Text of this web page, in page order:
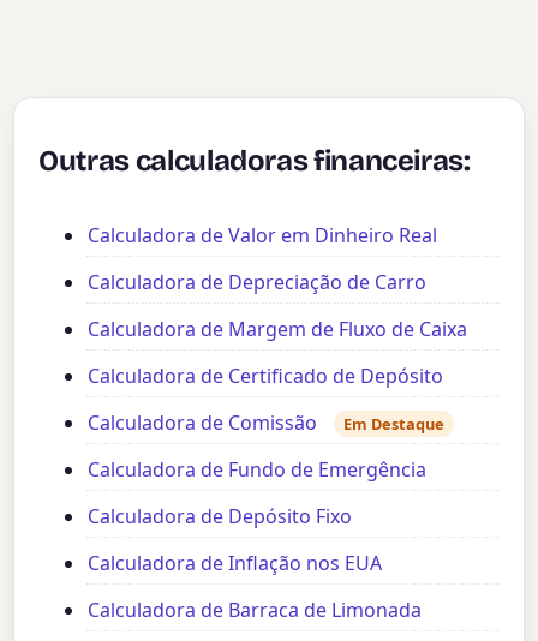
Outras calculadoras financeiras:
Calculadora de Valor em Dinheiro Real
Calculadora de Depreciação de Carro
Calculadora de Margem de Fluxo de Caixa
Calculadora de Certificado de Depósito
Calculadora de Comissão
Em Destaque
Calculadora de Fundo de Emergência
Calculadora de Depósito Fixo
Calculadora de Inflação nos EUA
Calculadora de Barraca de Limonada